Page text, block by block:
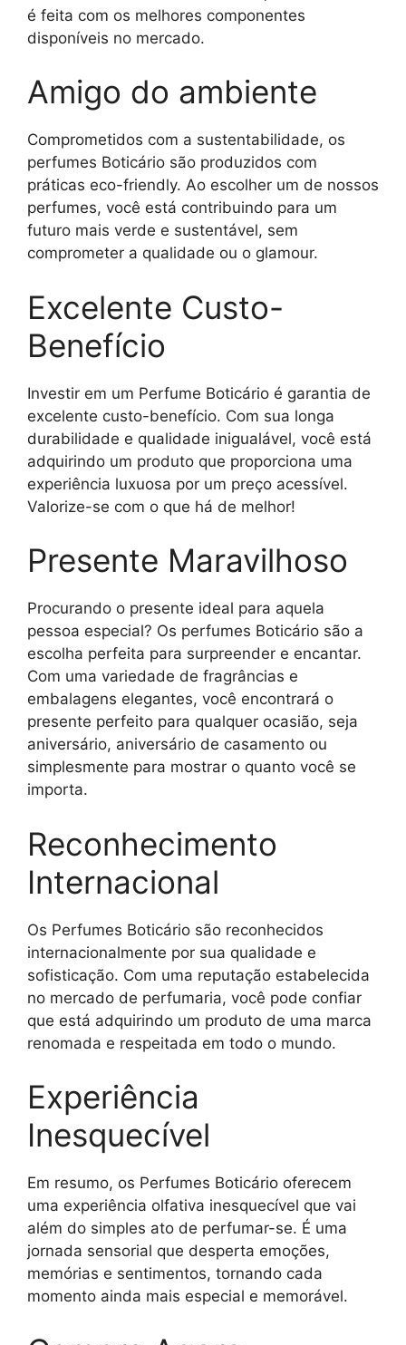
é feita com os melhores componentes
disponíveis no mercado.
Amigo do ambiente
Comprometidos com a sustentabilidade, os
perfumes Boticário são produzidos com
práticas eco-friendly. Ao escolher um de nossos
perfumes, você está contribuindo para um
futuro mais verde e sustentável, sem
comprometer a qualidade ou o glamour.
Excelente Custo-
Benefício
Investir em um Perfume Boticário é garantia de
excelente custo-benefício. Com sua longa
durabilidade e qualidade inigualável, você está
adquirindo um produto que proporciona uma
experiência luxuosa por um preço acessível.
Valorize-se com o que há de melhor!
Presente Maravilhoso
Procurando o presente ideal para aquela
pessoa especial? Os perfumes Boticário são a
escolha perfeita para surpreender e encantar.
Com uma variedade de fragrâncias e
embalagens elegantes, você encontrará o
presente perfeito para qualquer ocasião, seja
aniversário, aniversário de casamento ou
simplesmente para mostrar o quanto você se
importa.
Reconhecimento
Internacional
Os Perfumes Boticário são reconhecidos
internacionalmente por sua qualidade e
sofisticação. Com uma reputação estabelecida
no mercado de perfumaria, você pode confiar
que está adquirindo um produto de uma marca
renomada e respeitada em todo o mundo.
Experiência
Inesquecível
Em resumo, os Perfumes Boticário oferecem
uma experiência olfativa inesquecível que vai
além do simples ato de perfumar-se. É uma
jornada sensorial que desperta emoções,
memórias e sentimentos, tornando cada
momento ainda mais especial e memorável.